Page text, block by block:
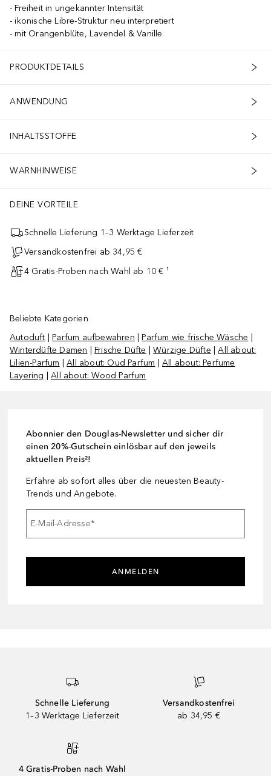
Freiheit in ungekannter Intensität
ikonische Libre-Struktur neu interpretiert
mit Orangenblüte, Lavendel & Vanille
PRODUKTDETAILS
ANWENDUNG
INHALTSSTOFFE
WARNHINWEISE
DEINE VORTEILE
Schnelle Lieferung 1–3 Werktage Lieferzeit
Versandkostenfrei ab 34,95 €
4 Gratis-Proben nach Wahl ab 10 € ¹
Beliebte Kategorien
Autoduft |Parfum aufbewahren |Parfum wie frische Wäsche
Winterdüfte Damen |Frische Düfte |Würzige Düfte |All about:
Lilien-Parfum |All about: Oud Parfum |All about: Perfume
Layering |All about: Wood Parfum
Abonnier den Douglas-Newsletter und sicher dir
einen 20%-Gutschein einlösbar auf den jeweils
aktuellen Preis²!
Erfahre ab sofort alles über die neuesten Beauty-
Trends und Angebote.
E-Mail-Adresse*
ANMELDEN
Schnelle Lieferung
1–3 Werktage Lieferzeit
Versandkostenfrei
ab 34,95 €
4 Gratis-Proben nach Wahl